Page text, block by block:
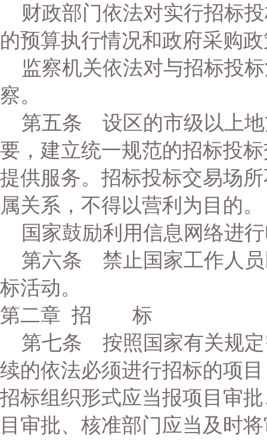
财政部门依法对实行招标
的预算执行情况和政府采购
监察机关依法对与招标投
察。
第五条 设区的市级以上地
要，建立统一规范的招标投
提供服务。招标投标交易场
属关系，不得以营利为目的。
国家鼓励利用信息网络进
第六条 禁止国家工作人员
标活动。
第二章 招 标
第七条 按照国家有关规定
续的依法必须进行招标的项
招标组织形式应当报项目审
目审批、核准部门应当及时